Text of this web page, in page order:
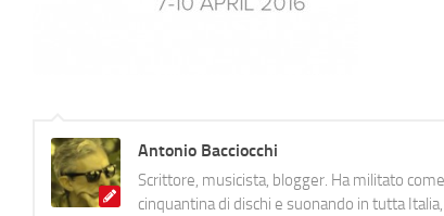
Antonio Bacciocchi
Scrittore, musicista, blogger. Ha militato
cinquantina di dischi e suonando in tutta